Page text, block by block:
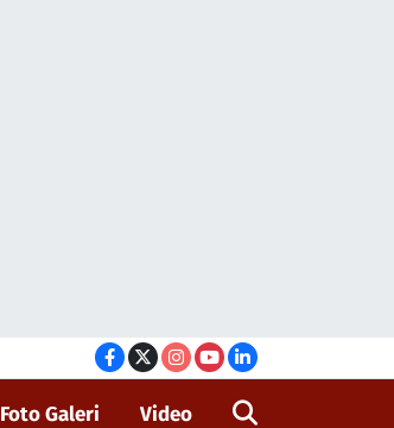
Foto Galeri Video